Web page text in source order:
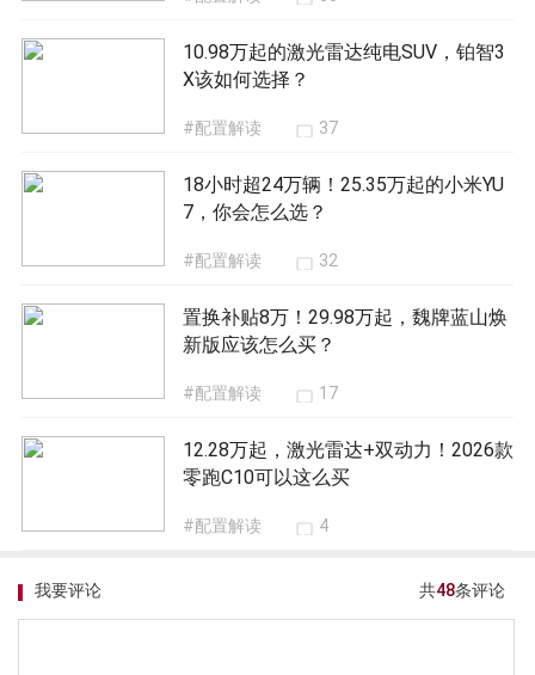
10.98万起的激光雷达纯电SUV，铂智3
X该如何选择？
#配置解读 37
18小时超24万辆！25.35万起的小米YU
7，你会怎么选？
#配置解读 32
置换补贴8万！29.98万起，魏牌蓝山焕
新版应该怎么买？
#配置解读 17
12.28万起，激光雷达+双动力！2026款
零跑C10可以这么买
#配置解读 4
共48条评论
我要评论